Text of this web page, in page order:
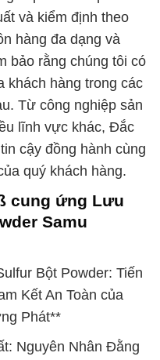
và kiểm định theo
hàng đa dạng và
bảo rằng chúng tôi có
khách hàng trong các
Từ công nghiệp sản
lĩnh vực khác, Đắc
cậy đồng hành cùng
quý khách hàng.
cung ứng Lưu
Samu
Bột Powder: Tiến
Kết An Toàn của
Phát**
Nguyên Nhân Đằng